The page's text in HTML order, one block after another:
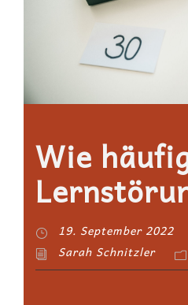
Wie
19. September 2022
Sarah Schnitzler